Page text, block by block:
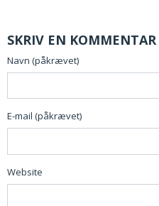
SKRIV EN KOMMENTAR
Navn (påkrævet)
E-mail (påkrævet)
Website